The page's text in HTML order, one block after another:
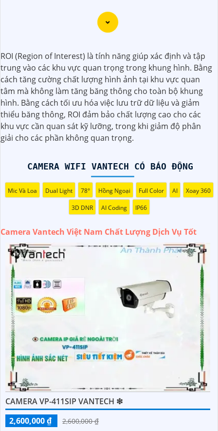
đầu tại Việt Nam, chúng được thiết kế với công nghệ hiện
đại và chất lượng cao để khẳng định an ninh và giám sát
tốt cho ngôi nhà, cửa hàng, văn phòng hoặc doanh nghiệp
của bạn.
Vantech Việt Nam cung cấp các dòng sản phẩm camera
giám sát chất lượng cao như camera IP, camera HD-TVI,
camera AHD, camera wifi, camera thông minh, và nhiều
hơn nữa. Các sản phẩm của Vantech được sản xuất theo
Điểm mạnh của Camera Vantech là chất lượng dịch vụ tốt
và hỗ trợ khách hàng chu đáo. Đội ngũ nhân viên kỹ thuật
chuyên nghiệp của Vantech sẽ giúp bạn lựa chọn giải
pháp camera phù hợp với nhu cầu và ngân sách của bạn.
Nếu bạn đang tìm kiếm một giải pháp giám sát an ninh tốt
Vantech Việt Nam là một lựa chọn hàng đầu mà bạn có
thể tin tưởng.
ROI (Region of Interest) là tính năng giúp xác định và tập
trung vào các khu vực quan trọng trong khung hình. Bằng
cách tăng cường chất lượng hình ảnh tại khu vực quan
tâm mà không làm tăng băng thông cho toàn bộ khung
hình. Bằng cách tối ưu hóa việc lưu trữ dữ liệu và giảm
thiểu băng thông, ROI đảm bảo chất lượng cao cho các
khu vực cần quan sát kỹ lưỡng, trong khi giảm độ phân
giải cho các phần không quan trọng.
CAMERA WIFI VANTECH CÓ BÁO ĐỘNG
Mic Và Loa Dual Light 78° Hồng Ngoại Full Color AI Xoay 360
3D DNR AI Coding IP66
Camera Vantech Việt Nam Chất Lượng Dịch Vụ Tốt
CAMERA VP-411SIP VANTECH ❇
2,600,000 ₫
2,600,000 ₫